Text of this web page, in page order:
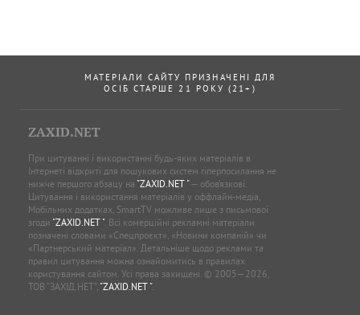
МАТЕРІАЛИ САЙТУ ПРИЗНАЧЕНІ ДЛЯ
ОСІБ СТАРШЕ 21 РОКУ (21+)
ZAXID.NET
При цитуванні і використанні будь-яких матеріалів в
Інтернеті відкриті для пошукових систем гіперпосилання не
нижче першого абзацу на "ZAXID.NET "— обов’язкові.
Цитування і використання матеріалів у оффлайн-медіа,
Мобільних додатках, SmartTV можливе лише з письмової
згоди "ZAXID.NET ". Всі комерційні рекламні матеріали
позначені словами «Спецпроєкт», «Новини компаній» чи
«Партнерський матеріал». Детальніше щодо реклами та
правил цитування можна ознайомитись в правилах
користування сайтом. Усі права захищені. © 2005—2026,
ТОВ “ЗАХІД.НЕТ”, "ZAXID.NET ".